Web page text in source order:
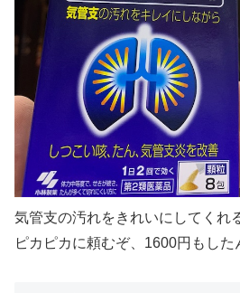
気管支の汚れをきれいにしてくれ
ピカピカに頼むぞ、1600円もした